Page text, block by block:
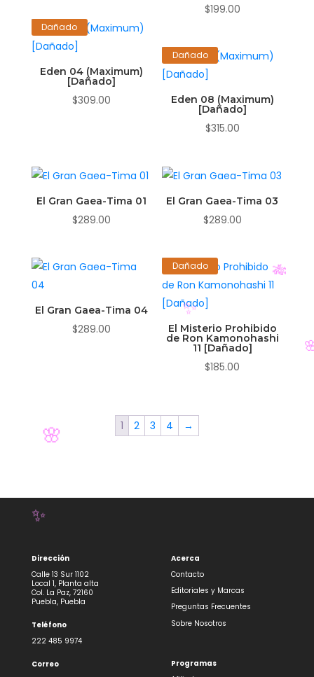
$199.00
Dañado
Eden 04 (Maximum)
[Dañado]
$309.00
Dañado
Eden 08 (Maximum)
[Dañado]
$315.00
El Gran Gaea-Tima 01
$289.00
El Gran Gaea-Tima 03
$289.00
El Gran Gaea-Tima 04
$289.00
Dañado
El Misterio Prohibido
de Ron Kamonohashi
11 [Dañado]
$185.00
1 2 3 4 →
Dirección
Calle 13 Sur 1102
Local 1, Planta alta
Col. La Paz, 72160
Puebla, Puebla
Teléfono
222 485 9974
Correo
Acerca
Contacto
Editoriales y Marcas
Preguntas Frecuentes
Sobre Nosotros
Programas
✨